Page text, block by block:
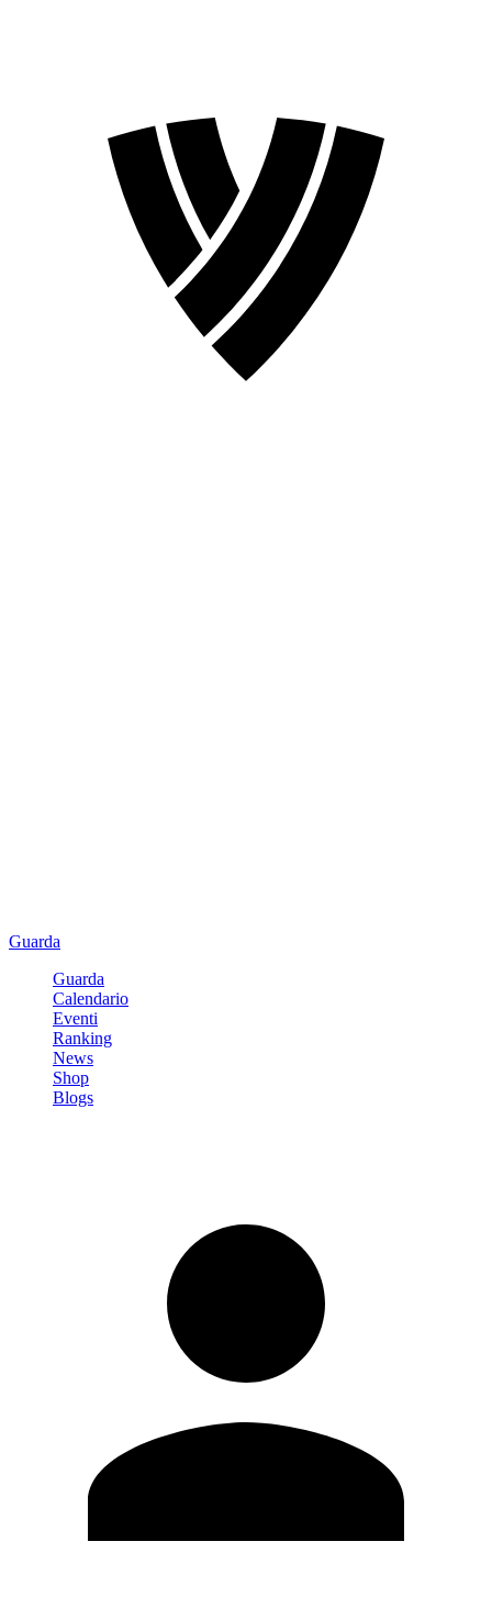
Guarda
Guarda
Calendario
Eventi
Ranking
News
Shop
Blogs